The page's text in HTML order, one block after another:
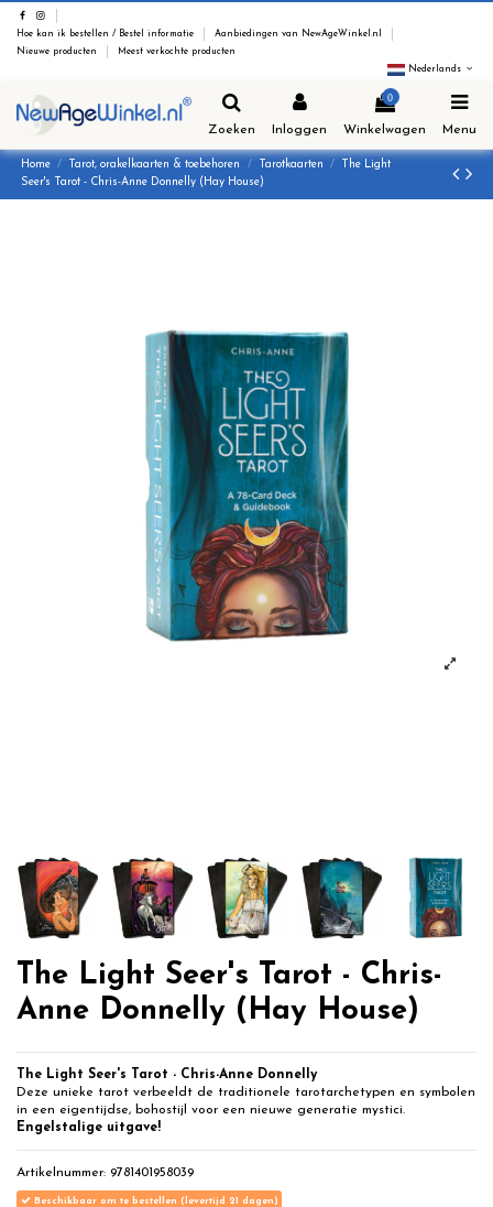
Hoe kan ik bestellen / Bestel informatie
Aanbiedingen van NewAgeWinkel.nl
Nieuwe producten
Meest verkochte producten
Nederlands
Zoeken Inloggen
0
Winkelwagen Menu
Home Tarot, orakelkaarten & toebehoren Tarotkaarten
The Light
Seer's Tarot - Chris-Anne Donnelly (Hay House)
The Light Seer's Tarot - Chris-
Anne Donnelly (Hay House)
The Light Seer's Tarot - Chris-Anne Donnelly
Deze unieke tarot verbeeldt de traditionele tarotarchetypen en symbolen
in een eigentijdse, bohostijl voor een nieuwe generatie mystici.
Engelstalige uitgave!
Artikelnummer: 9781401958039
Beschikbaar om te bestellen (levertijd 21 dagen)